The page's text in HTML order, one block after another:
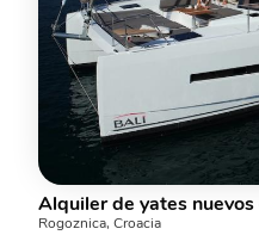
Rogoznica, Croacia